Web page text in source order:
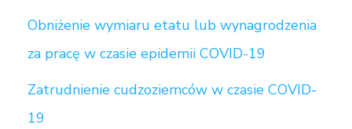
Obniżenie wymiaru etatu lub wynagrodzenia
za pracę w czasie epidemii COVID-19
Zatrudnienie cudzoziemców w czasie COVID-
19